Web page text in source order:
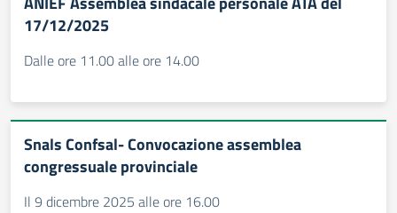
17/12/2025
Dalle ore 11.00 alle ore 14.00
Snals Confsal- Convocazione assemblea
congressuale provinciale
Il 9 dicembre 2025 alle ore 16.00